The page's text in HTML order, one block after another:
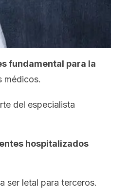
fundamental para la
médicos.
del especialista
hospitalizados
ser letal para terceros.